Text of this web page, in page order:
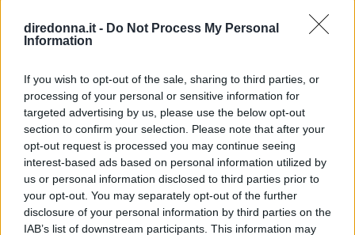
diredonna.it - Do Not Process My Personal
Information
If you wish to opt-out of the sale, sharing to third parties, or
processing of your personal or sensitive information for
targeted advertising by us, please use the below opt-out
section to confirm your selection. Please note that after your
opt-out request is processed you may continue seeing
interest-based ads based on personal information utilized by
us or personal information disclosed to third parties prior to
your opt-out. You may separately opt-out of the further
disclosure of your personal information by third parties on the
IAB’s list of downstream participants. This information may